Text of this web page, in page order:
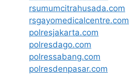
rsumumcitrahusada.com
rsgayomedicalcentre.com
polresjakarta.com
polresdago.com
polressabang.com
polresdenpasar.com